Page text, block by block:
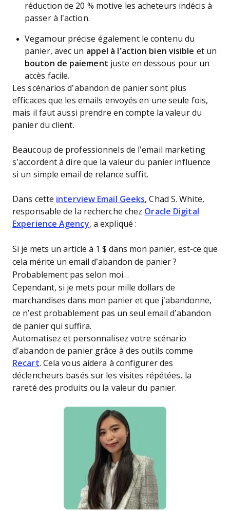
réduction de 20 % motive les acheteurs indécis à
passer à l’action.
Vegamour précise également le contenu du
panier, avec un appel à l’action bien visible et un
bouton de paiement juste en dessous pour un
accès facile.
Les scénarios d’abandon de panier sont plus
efficaces que les emails envoyés en une seule fois,
mais il faut aussi prendre en compte la valeur du
panier du client.
Beaucoup de professionnels de l’email marketing
s’accordent à dire que la valeur du panier influence
si un simple email de relance suffit.
Dans cette interview Email Geeks, Chad S. White,
responsable de la recherche chez Oracle Digital
Experience Agency, a expliqué :
Si je mets un article à 1 $ dans mon panier, est-ce que
cela mérite un email d’abandon de panier ?
Probablement pas selon moi…
Cependant, si je mets pour mille dollars de
marchandises dans mon panier et que j’abandonne,
ce n’est probablement pas un seul email d’abandon
de panier qui suffira.
Automatisez et personnalisez votre scénario
d’abandon de panier grâce à des outils comme
Recart. Cela vous aidera à configurer des
déclencheurs basés sur les visites répétées, la
rareté des produits ou la valeur du panier.